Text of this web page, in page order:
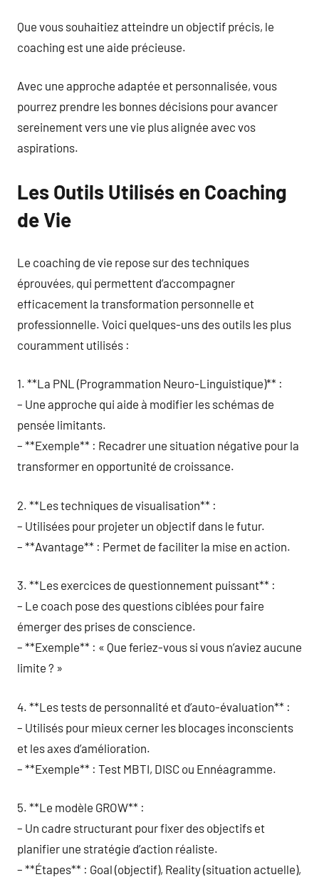
Que vous souhaitiez atteindre un objectif précis, le
coaching est une aide précieuse.
Avec une approche adaptée et personnalisée, vous
pourrez prendre les bonnes décisions pour avancer
sereinement vers une vie plus alignée avec vos
aspirations.
Les Outils Utilisés en Coaching
de Vie
Le coaching de vie repose sur des techniques
éprouvées, qui permettent d’accompagner
efficacement la transformation personnelle et
professionnelle. Voici quelques-uns des outils les plus
couramment utilisés :
1. **La PNL (Programmation Neuro-Linguistique)** :
– Une approche qui aide à modifier les schémas de
pensée limitants.
– **Exemple** : Recadrer une situation négative pour la
transformer en opportunité de croissance.
2. **Les techniques de visualisation** :
– Utilisées pour projeter un objectif dans le futur.
– **Avantage** : Permet de faciliter la mise en action.
3. **Les exercices de questionnement puissant** :
– Le coach pose des questions ciblées pour faire
émerger des prises de conscience.
– **Exemple** : « Que feriez-vous si vous n’aviez aucune
limite ? »
4. **Les tests de personnalité et d’auto-évaluation** :
– Utilisés pour mieux cerner les blocages inconscients
et les axes d’amélioration.
– **Exemple** : Test MBTI, DISC ou Ennéagramme.
5. **Le modèle GROW** :
– Un cadre structurant pour fixer des objectifs et
planifier une stratégie d’action réaliste.
– **Étapes** : Goal (objectif), Reality (situation actuelle),